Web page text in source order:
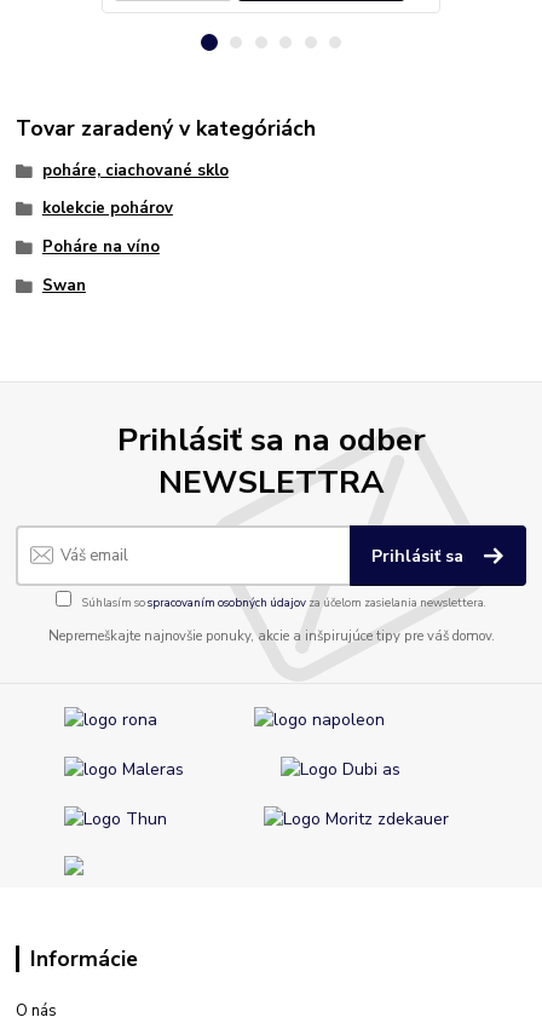
Tovar zaradený v kategóriách
poháre, ciachované sklo
kolekcie pohárov
Poháre na víno
Swan
Prihlásiť sa na odber
NEWSLETTRA
Prihlásiť sa
Súhlasím sospracovaním osobných údajov za účelom zasielania newslettera.
Nepremeškajte najnovšie ponuky, akcie a inšpirujúce tipy pre váš domov.
Informácie
O nás